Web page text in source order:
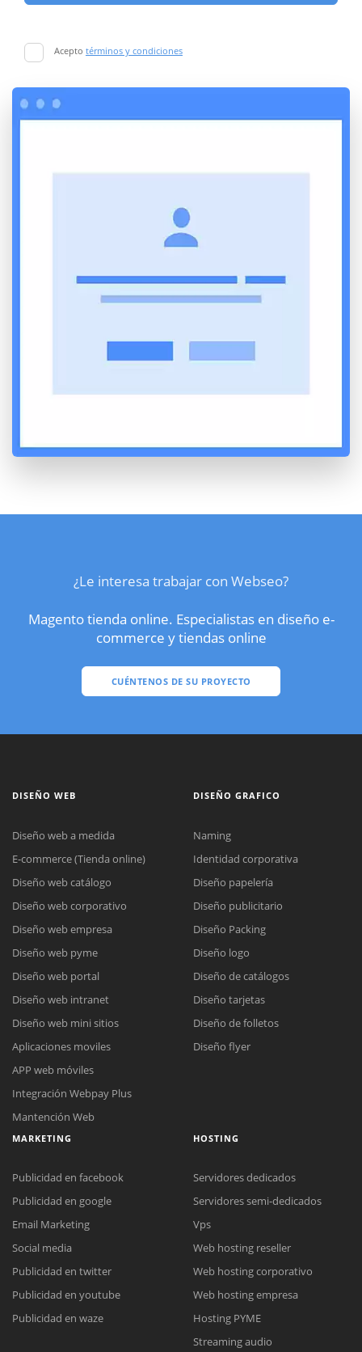
Acepto términos y condiciones
¿Le interesa trabajar con Webseo?
Magento tienda online. Especialistas en diseño e-
commerce y tiendas online
CUÉNTENOS DE SU PROYECTO
Reunión online
Meet para la reunión online.
Cotización
Chat Online
Todos nuestros ejecutivos están fuera de línea. Complete el formulario
DISEÑO WEB
Diseño web a medida
E-commerce (Tienda online)
Diseño web catálogo
Diseño web corporativo
Diseño web empresa
Diseño web pyme
Diseño web portal
Diseño web intranet
Diseño web mini sitios
Aplicaciones moviles
APP web móviles
Integración Webpay Plus
Mantención Web
DISEÑO GRAFICO
Naming
Identidad corporativa
Diseño papelería
Diseño publicitario
Diseño Packing
Diseño logo
Diseño de catálogos
Diseño tarjetas
Diseño de folletos
Diseño flyer
MARKETING
Publicidad en facebook
Publicidad en google
Email Marketing
Social media
Publicidad en twitter
Publicidad en youtube
Publicidad en waze
HOSTING
Servidores dedicados
Servidores semi-dedicados
Vps
Web hosting reseller
Web hosting corporativo
Web hosting empresa
Hosting PYME
Streaming audio